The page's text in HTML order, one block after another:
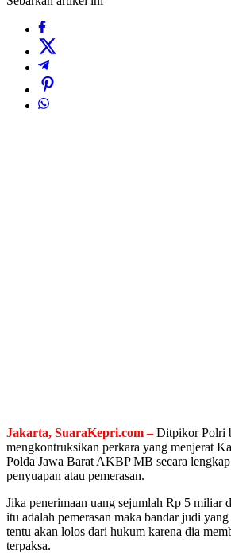
Jakarta, SuaraKepri.com – Ditpikor Polri
mengkontruksikan perkara yang menjerat
Polda Jawa Barat AKBP MB secara lengkap
penyuapan atau pemerasan.
Jika penerimaan uang sejumlah Rp 5 miliar
itu adalah pemerasan maka bandar judi
tentu akan lolos dari hukum karena dia
terpaksa.